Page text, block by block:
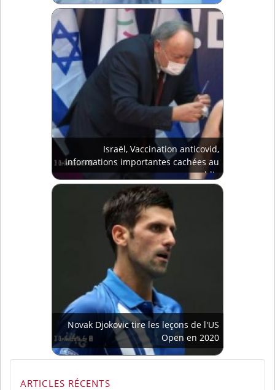
Israël, Vaccination anticovid,
informations importantes cachées au
public
Novak Djokovic tire les leçons de l'US
Open en 2020
ARTICLES RÉCENTS